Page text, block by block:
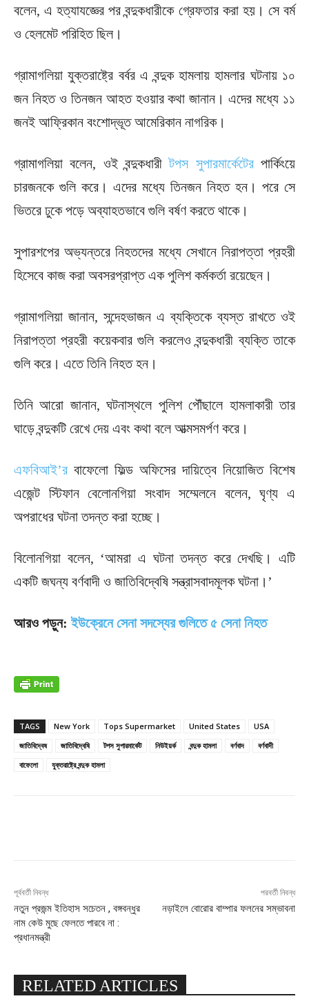
বলেন, এ হত্যাযজ্ঞের পর বন্দুকধারীকে গ্রেফতার করা হয়। সে বর্ম
ও হেলমেট পরিহিত ছিল।
গ্রামাগলিয়া যুক্তরাষ্ট্রে বর্বর এ বন্দুক হামলায় হামলার ঘটনায় ১০
জন নিহত ও তিনজন আহত হওয়ার কথা জানান। এদের মধ্যে ১১
জনই আফ্রিকান বংশোদ্ভূত আমেরিকান নাগরিক।
গ্রামাগলিয়া বলেন, ওই বন্দুকধারীটপস সুপারমার্কেটেরপার্কিংয়ে
চারজনকে গুলি করে। এদের মধ্যে তিনজন নিহত হন। পরে সে
ভিতরে ঢুকে পড়ে অব্যাহতভাবে গুলি বর্ষণ করতে থাকে।
সুপারশপের অভ্যন্তরে নিহতদের মধ্যে সেখানে নিরাপত্তা প্রহরী
হিসেবে কাজ করা অবসরপ্রাপ্ত এক পুলিশ কর্মকর্তা রয়েছেন।
গ্রামাগলিয়া জানান, সন্দেহভাজন এ ব্যক্তিকে ব্যস্ত রাখতে ওই
নিরাপত্তা প্রহরী কয়েকবার গুলি করলেও বন্দুকধারী ব্যক্তি তাকে
গুলি করে। এতে তিনি নিহত হন।
তিনি আরো জানান, ঘটনাস্থলে পুলিশ পৌঁছালে হামলাকারী তার
ঘাড়ে বন্দুকটি রেখে দেয় এবং কথা বলে আত্মসমর্পণ করে।
এফবিআই’র বাফেলো ফিল্ড অফিসের দায়িত্বে নিয়োজিত বিশেষ
এজেন্ট স্টিফান বেলোনগিয়া সংবাদ সম্মেলনে বলেন, ঘৃণ্য এ
অপরাধের ঘটনা তদন্ত করা হচ্ছে।
বিলোনগিয়া বলেন, ‘আমরা এ ঘটনা তদন্ত করে দেখছি। এটি
একটি জঘন্য বর্ণবাদী ও জাতিবিদ্বেষি সন্ত্রাসবাদমূলক ঘটনা।’
আরও পড়ুন:ইউক্রেনে সেনা সদস্যের গুলিতে ৫ সেনা নিহত
TAGS New York Tops Supermarket United States
USA
জাতিবিদ্বেষ
জাতিবিদ্বেষি টপস সুপারমার্কেট নিউইয়র্ক বন্দুক হামলা বর্ণবাদ
বর্ণবাদী
বাফেলো
যুক্তরাষ্ট্রে বন্দুক হামলা
পূর্ববর্তী নিবন্ধ
নতুন প্রজন্ম ইতিহাস সচেতন , বঙ্গবন্ধুর
নাম কেউ মুছে ফেলতে পারবে না :
প্রধানমন্ত্রী
পরবর্তী নিবন্ধ
নড়াইলে বোরোর বাম্পার ফলনের সম্ভাবনা
RELATED ARTICLES